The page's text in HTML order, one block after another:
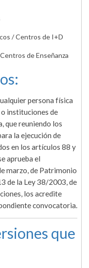
/ Centros de I+D
de Enseñanza
persona física
instituciones de
que reuniendo los
la ejecución de
en los artículos 88 y
aprueba el
marzo, de Patrimonio
de la Ley 38/2003, de
los acredite
convocatoria.
que